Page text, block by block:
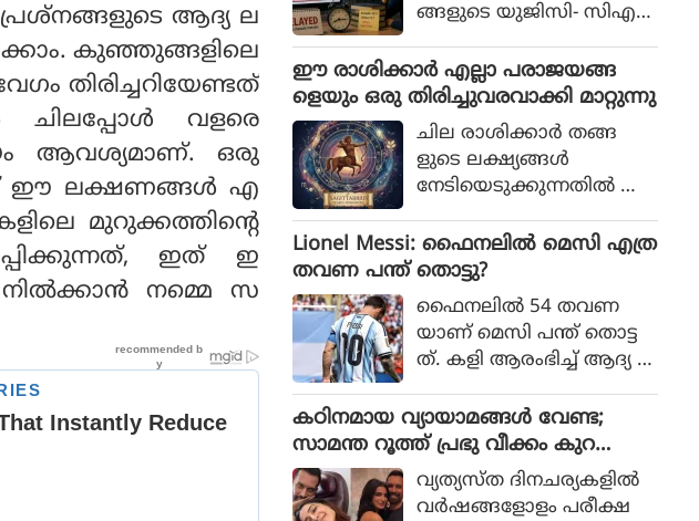
ആദ്യ ല
കുഞ്ഞുങ്ങളിലെ
തിരിച്ചറിയേണ്ടത്
വളരെ
ആവശ്യമാണ്. ഒരു
ഈ ലക്ഷണങ്ങള്‍ എ
മുറുക്കത്തിന്റെ
ഇത് ഇ
നമ്മെ സ
ങ്ങളുടെ യുജിസി- സിഎ
കള്‍ നടന്നത്.
ഈ രാശിക്കാര്‍ എല്ലാ പരാജയങ്ങ
ളെയും ഒരു തിരിച്ചുവരവാക്കി മാറ്റുന്നു
ചില രാശിക്കാര്‍ തങ്ങ
ളുടെ ലക്ഷ്യങ്ങള്‍
നേടിയെടുക്കുന്നതില്‍ അ
മുള്ളവരുമാണെന്ന് പറയ
പ്പെടുന്നു. എത്ര പരാജയ
ങ്ങള്‍ നേരിട്ടാലും അവര്‍
തങ്ങളുടെ സ്വപ്നങ്ങള്‍
സാക്ഷാത്കരിക്കാന്‍ ശ്ര
മിച്ചുകൊണ്ടിരിക്കും.
Lionel Messi: ഫൈനലിൽ മെസി എത്ര
തവണ പന്ത് തൊട്ടു?
ഫൈനലിൽ 54 തവണ
യാണ് മെസി പന്ത് തൊട്ട
ത്. കളി ആരംഭിച്ച് ആദ്യ 1
ച്ച് മാത്രം
കഠിനമായ വ്യായാമങ്ങള്‍ വേണ്ട;
സാമന്ത റൂത്ത് പ്രഭു വീക്കം കുറ
യ്ക്കുന്നതിനുള്ള ഏഴ് പ്രഭാത ശീലങ്ങ
ള്‍ പങ്കുവയ്ക്കുന്നു
വ്യത്യസ്ത ദിനചര്യകളില്‍
വര്‍ഷങ്ങളോളം പരീക്ഷ